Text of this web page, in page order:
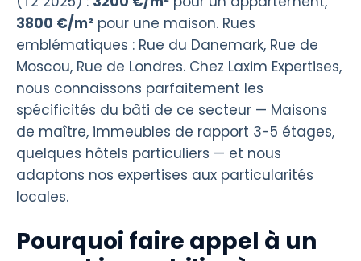
3800 €/m² pour une maison. Rues
emblématiques : Rue du Danemark, Rue de
Moscou, Rue de Londres. Chez Laxim Expertises,
nous connaissons parfaitement les
spécificités du bâti de ce secteur — Maisons
de maître, immeubles de rapport 3-5 étages,
quelques hôtels particuliers — et nous
adaptons nos expertises aux particularités
locales.
Pourquoi faire appel à un